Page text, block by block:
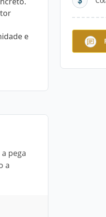
e
pega
a